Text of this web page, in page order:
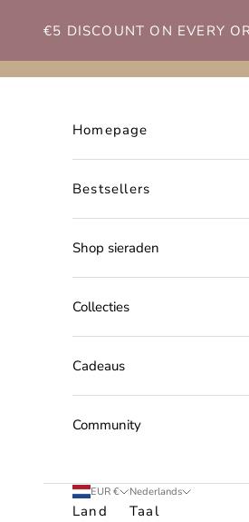
€5 DISCOUNT ON EVERY
Homepage
Bestsellers
Shop sieraden
Collecties
Cadeaus
Community
EUR €
Land
Nederlands
Taal